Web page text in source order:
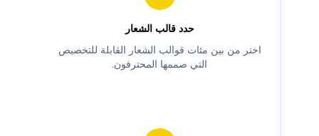
حدد قالب الشعار
‫اختر من بين مئات قوالب الشعار القابلة للتخصيص
التي صممها المحترفون.‬